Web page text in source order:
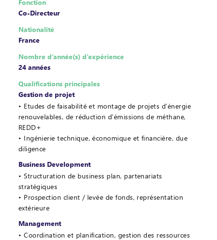
Fonction
Co-Directeur
Nationalité
France
Nombre d’année(s) d’expérience
24 années
Qualifications principales
Gestion de projet
Etudes de faisabilité et montage de projets d’énergie
renouvelables, de réduction d’émissions de méthane,
REDD+
Ingénierie technique, économique et financière, due
diligence
Business Development
Structuration de business plan, partenariats
stratégiques
Prospection client / levée de fonds, représentation
extérieure
Management
Coordination et planification, gestion des ressources